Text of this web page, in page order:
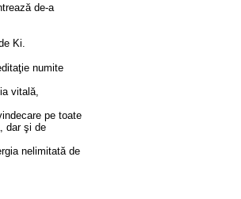
de-a
Ki.
numite
vitală,
pe toate
dar şi de
nelimitată de